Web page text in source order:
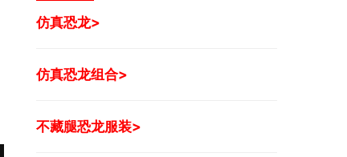
仿真恐龙>
仿真恐龙组合>
不藏腿恐龙服装>